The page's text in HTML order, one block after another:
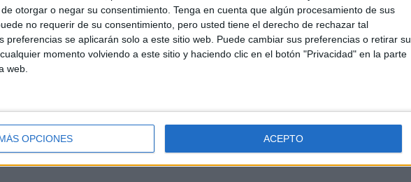
otorgar o negar su consentimiento. Tenga en cuenta que algún procesamiento de sus
no requerir de su consentimiento, pero usted tiene el derecho de rechazar tal
preferencias se aplicarán solo a este sitio web. Puede cambiar sus preferencias o retirar su
momento volviendo a este sitio y haciendo clic en el botón "Privacidad" en la parte
web.
OPCIONES ACEPTO
realizar una actividad diferente, como colorear o